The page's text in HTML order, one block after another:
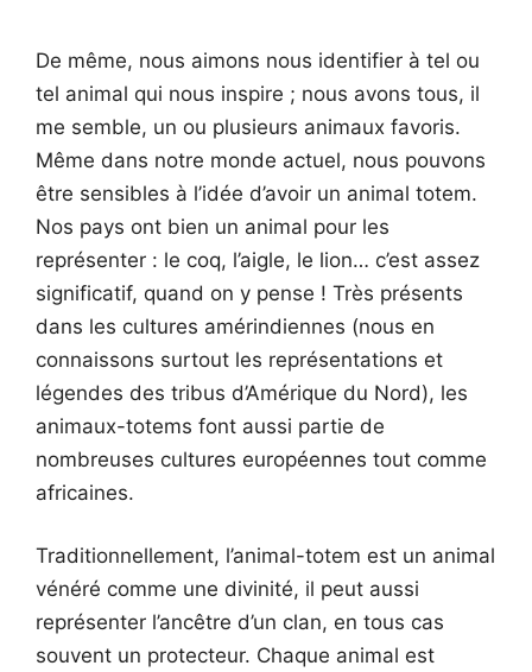
De même, nous aimons nous identifier à tel ou
tel animal qui nous inspire ; nous avons tous, il
me semble, un ou plusieurs animaux favoris.
Même dans notre monde actuel, nous pouvons
être sensibles à l’idée d’avoir un animal totem.
Nos pays ont bien un animal pour les
représenter : le coq, l’aigle, le lion… c’est assez
significatif, quand on y pense ! Très présents
dans les cultures amérindiennes (nous en
connaissons surtout les représentations et
légendes des tribus d’Amérique du Nord), les
animaux-totems font aussi partie de
nombreuses cultures européennes tout comme
africaines.
Traditionnellement, l’animal-totem est un animal
vénéré comme une divinité, il peut aussi
représenter l’ancêtre d’un clan, en tous cas
souvent un protecteur. Chaque animal est